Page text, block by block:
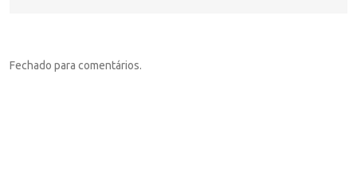
Fechado para comentários.